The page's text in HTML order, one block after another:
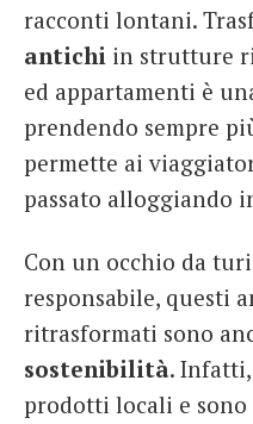
racconti lontani.
antichi in strutture
ed appartamenti è
prendendo sempre
permette ai
passato alloggiando
Con un occhio da
responsabile, questi
ritrasformati sono
sostenibilità.
prodotti locali e